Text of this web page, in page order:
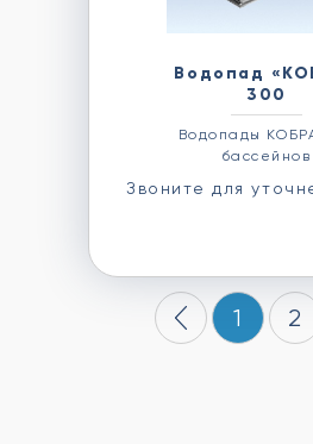
Водопад
300
Водопады
бассейнов
Звоните для
1 2